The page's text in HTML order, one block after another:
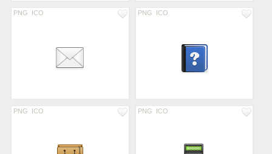
PNG ICO PNG ICO
PNG ICO PNG ICO